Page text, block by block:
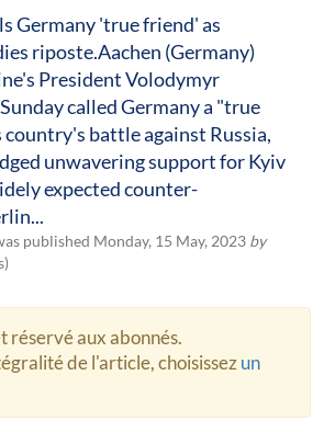
Germany 'true friend' as
riposte.Aachen (Germany)
President Volodymyr
called Germany a "true
battle against Russia,
unwavering support for Kyiv
expected counter-
published Monday, 15 May, 2023 by
réservé aux abonnés.
de l'article, choisissezun